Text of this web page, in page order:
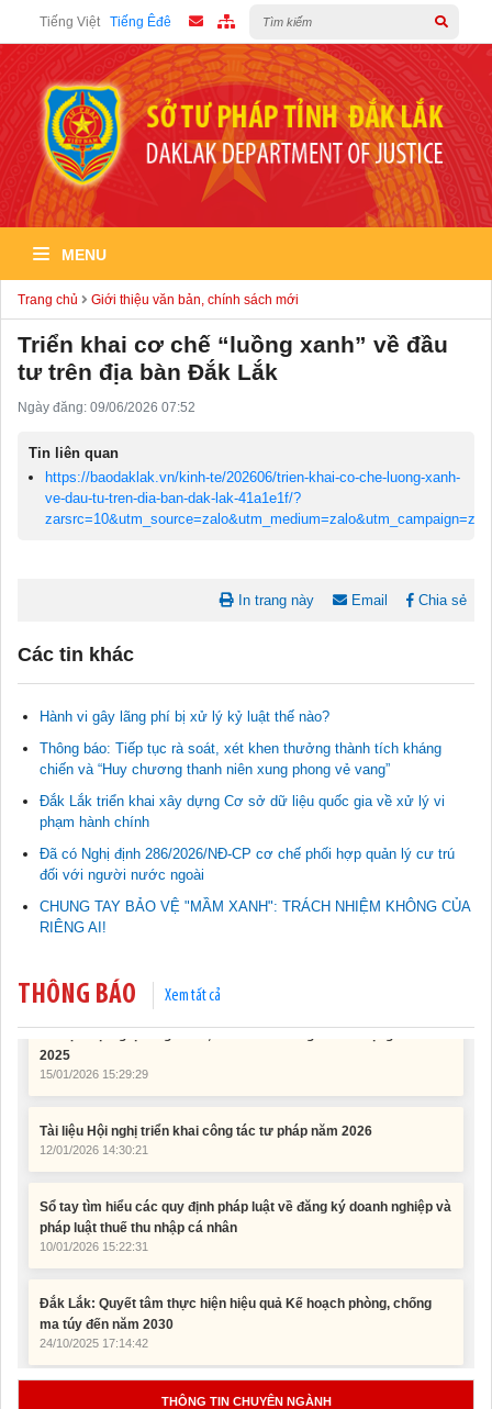
Tiếng Việt Tiếng Êđê
MENU
Trang chủ Giới thiệu văn bản, chính sách mới
Triển khai cơ chế “luồng xanh” về đầu
tư trên địa bàn Đắk Lắk
Ngày đăng: 09/06/2026 07:52
Tin liên quan
https://baodaklak.vn/kinh-te/202606/trien-khai-co-che-luong-xanh-
ve-dau-tu-tren-dia-ban-dak-lak-41a1e1f/?
In trang này Email Chia sẻ
Các tin khác
Hành vi gây lãng phí bị xử lý kỷ luật thế nào?
Thông báo: Tiếp tục rà soát, xét khen thưởng thành tích kháng
chiến và “Huy chương thanh niên xung phong vẻ vang”
Đắk Lắk triển khai xây dựng Cơ sở dữ liệu quốc gia về xử lý vi
phạm hành chính
Đã có Nghị định 286/2026/NĐ-CP cơ chế phối hợp quản lý cư trú
đối với người nước ngoài
CHUNG TAY BẢO VỆ "MẦM XANH": TRÁCH NHIỆM KHÔNG CỦA
RIÊNG AI!
THÔNG BÁO Xem tất cả
thôn mới
11/02/2026 08:45:12
Tài liệu Hội nghị công chức, viên chức và người lao động năm
15/01/2026 15:29:29
10/01/2026 15:22:31
24/10/2025 17:14:42
thôn mới
THÔNG TIN CHUYÊN NGÀNH